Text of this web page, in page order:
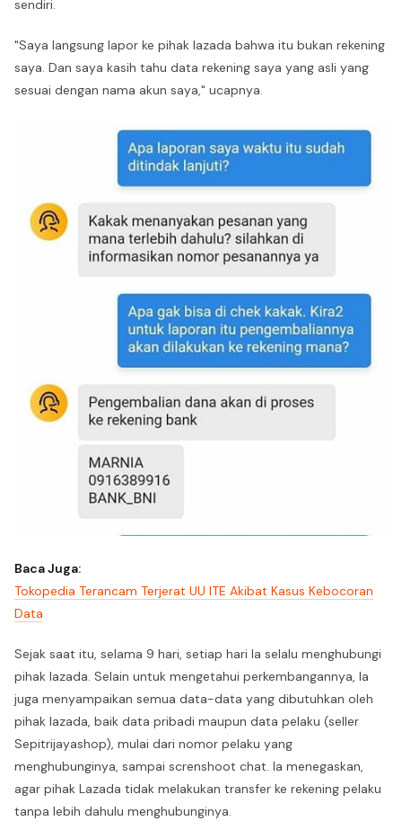
sendiri.
"Saya langsung lapor ke pihak lazada bahwa itu bukan rekening
saya. Dan saya kasih tahu data rekening saya yang asli yang
sesuai dengan nama akun saya," ucapnya.
Baca Juga:
Tokopedia Terancam Terjerat UU ITE Akibat Kasus Kebocoran
Data
Sejak saat itu, selama 9 hari, setiap hari Ia selalu menghubungi
pihak lazada. Selain untuk mengetahui perkembangannya, Ia
juga menyampaikan semua data-data yang dibutuhkan oleh
pihak lazada, baik data pribadi maupun data pelaku (seller
Sepitrijayashop), mulai dari nomor pelaku yang
menghubunginya, sampai screnshoot chat. Ia menegaskan,
agar pihak Lazada tidak melakukan transfer ke rekening pelaku
tanpa lebih dahulu menghubunginya.